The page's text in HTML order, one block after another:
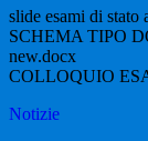
slide esami di stato
SCHEMA TIPO
new.docx
COLLOQUIO
Notizie